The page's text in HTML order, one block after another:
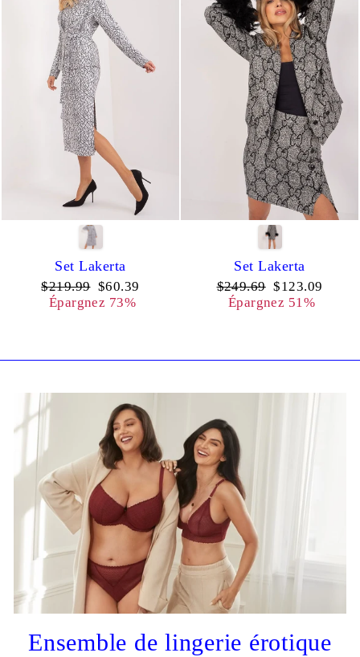
Set Lakerta
Prix
régulier
$219.99 Prix
réduit
$60.39
Épargnez 73%
Set Lakerta
Prix
régulier
$249.69 Prix
réduit
$123.09
Épargnez 51%
Ensemble de lingerie érotique